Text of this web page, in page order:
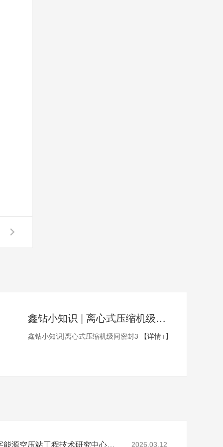
鑫钻小知识 | 离心式压缩机级间密封3
鑫钻小知识|离心式压缩机级间密封3 【详情+】
省级认定！鑫钻股份数字能源空压站工程技术研究中心正式获批 2026.03.12